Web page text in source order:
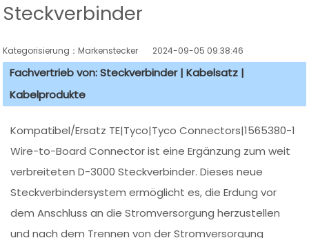
Steckverbinder
Kategorisierung：Markenstecker 2024-09-05 09:38:46
Fachvertrieb von: Steckverbinder | Kabelsatz |
Kabelprodukte
Kompatibel/Ersatz TE|Tyco|Tyco Connectors|1565380-1
Wire-to-Board Connector ist eine Ergänzung zum weit
verbreiteten D-3000 Steckverbinder. Dieses neue
Steckverbindersystem ermöglicht es, die Erdung vor
dem Anschluss an die Stromversorgung herzustellen
und nach dem Trennen von der Stromversorgung